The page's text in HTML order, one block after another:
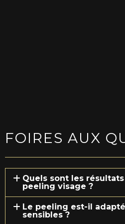
FOIRES AUX
Quels sont les
peeling visage ?
Le peeling est-il
sensibles ?